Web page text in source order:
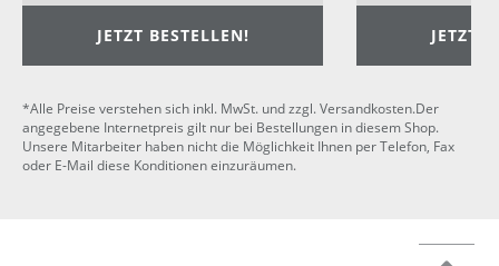
JETZT BESTELLEN! JETZT
*Alle Preise verstehen sich inkl. MwSt. und zzgl. Versandkosten.Der
angegebene Internetpreis gilt nur bei Bestellungen in diesem Shop.
Unsere Mitarbeiter haben nicht die Möglichkeit Ihnen per Telefon, Fax
oder E-Mail diese Konditionen einzuräumen.